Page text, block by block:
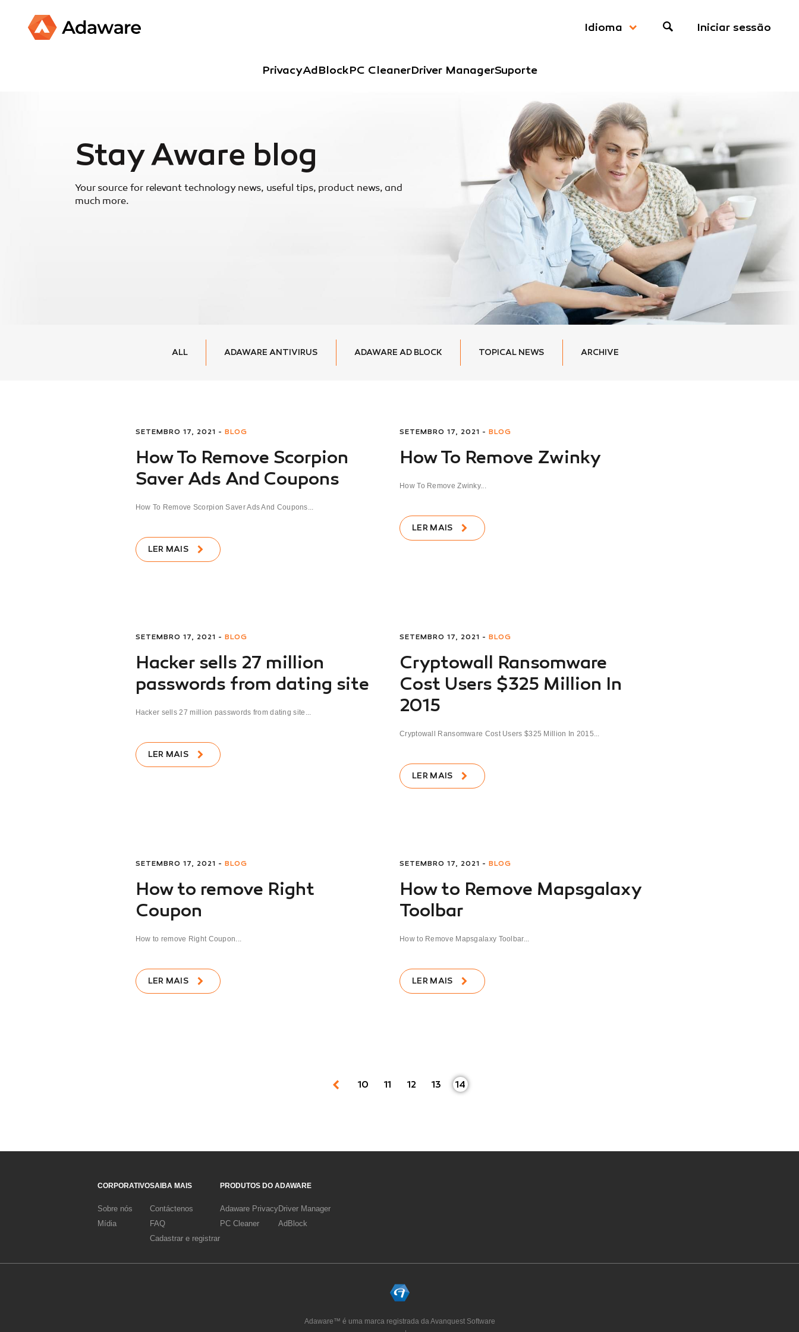
Idioma Iniciar sessão
PrivacyAdBlockPC CleanerDriver ManagerSuporte
Stay Aware blog
Your source for relevant technology news, useful tips, product news, and
much more.
ALL ADAWARE ANTIVIRUS ADAWARE AD BLOCK TOPICAL NEWS ARCHIVE
SETEMBRO 17, 2021 - BLOG
How To Remove Scorpion
Saver Ads And Coupons
How To Remove Scorpion Saver Ads And Coupons...
LER MAIS
SETEMBRO 17, 2021 - BLOG
How To Remove Zwinky
How To Remove Zwinky...
LER MAIS
SETEMBRO 17, 2021 - BLOG
Hacker sells 27 million
passwords from dating site
Hacker sells 27 million passwords from dating site...
LER MAIS
SETEMBRO 17, 2021 - BLOG
Cryptowall Ransomware
Cost Users $325 Million In
2015
Cryptowall Ransomware Cost Users $325 Million In 2015...
LER MAIS
SETEMBRO 17, 2021 - BLOG
How to remove Right
Coupon
How to remove Right Coupon...
LER MAIS
SETEMBRO 17, 2021 - BLOG
How to Remove Mapsgalaxy
Toolbar
How to Remove Mapsgalaxy Toolbar...
LER MAIS
10 11 12 13 14
CORPORATIVO
Sobre nós
Mídia
SAIBA MAIS
Contáctenos
FAQ
Cadastrar e registrar
PRODUTOS DO ADAWARE
Adaware Privacy
PC Cleaner
Driver Manager
AdBlock
Adaware™ é uma marca registrada da Avanquest Software